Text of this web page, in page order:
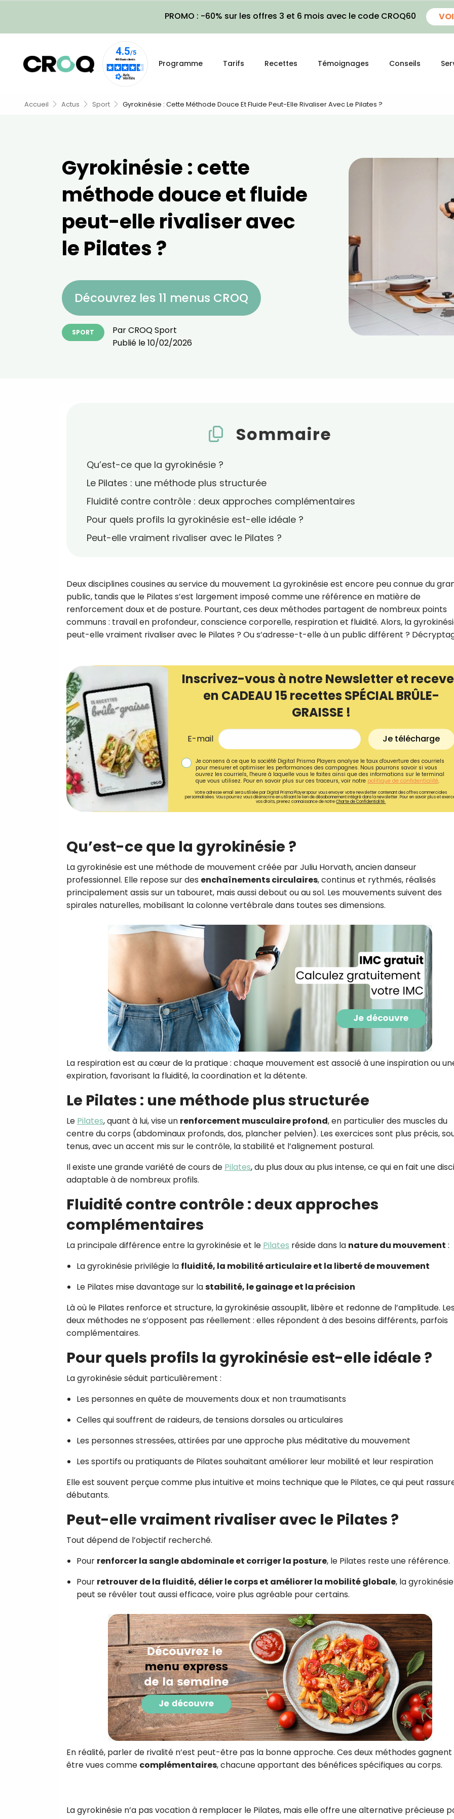
PROMO : -60% sur les offres 3 et 6 mois avec le code CROQ60
Programme Tarifs Recettes Témoignages Conseils
Accueil Actus Sport Gyrokinésie : Cette Méthode Douce Et Fluide Peut-Elle Rivaliser Avec Le Pilates ?
Gyrokinésie : cette
méthode douce et fluide
peut-elle rivaliser avec
le Pilates ?
Découvrez les 11 menus CROQ
SPORT ParCROQ Sport
Publié le10/02/2026
Sommaire
Qu’est-ce que la gyrokinésie ?
Le Pilates : une méthode plus structurée
Fluidité contre contrôle : deux approches complémentaires
Pour quels profils la gyrokinésie est-elle idéale ?
Peut-elle vraiment rivaliser avec le Pilates ?
Deux disciplines cousines au service du mouvement La gyrokinésie est encore peu connue du
public, tandis que le Pilates s’est largement imposé comme une référence en matière de
renforcement doux et de posture. Pourtant, ces deux méthodes partagent de nombreux points
communs : travail en profondeur, conscience corporelle, respiration et fluidité. Alors, la
peut-elle vraiment rivaliser avec le Pilates ? Ou s’adresse-t-elle à un public différent ?
Inscrivez-vous à notre Newsletter et
en CADEAU 15 recettes SPÉCIAL BRÛLE-
GRAISSE !
E-mail Je télécharge
Je consens à ce que la société Digital Prisma Players analyse le taux d'ouverture des courriels
pour mesurer et optimiser les performances des campagnes. Nous pourrons savoir si vous
ouvrez les courriels, l'heure à laquelle vous le faites ainsi que des informations sur le terminal
que vous utilisez. Pour en savoir plus sur ces traceurs, voir notre politique de confidentialité.
Votre adresse email sera utilisée par Digital Prisma Playerspour vous envoyer votre newsletter contenant des offres commerciales
personnalisées. Vous pourrez vous désinscrire en utilisant le lien de désabonnement intégré dans la newsletter. Pour en savoir plus et
vos droits, prenez connaissance de notreCharte de Confidentialité.
Qu’est-ce que la gyrokinésie ?
La gyrokinésie est une méthode de mouvement créée par Juliu Horvath, ancien danseur
professionnel. Elle repose sur des enchaînements circulaires, continus et rythmés, réalisés
principalement assis sur un tabouret, mais aussi debout ou au sol. Les mouvements suivent des
spirales naturelles, mobilisant la colonne vertébrale dans toutes ses dimensions.
La respiration est au cœur de la pratique : chaque mouvement est associé à une inspiration ou
expiration, favorisant la fluidité, la coordination et la détente.
Le Pilates : une méthode plus structurée
Le Pilates, quant à lui, vise un renforcement musculaire profond, en particulier des muscles du
centre du corps (abdominaux profonds, dos, plancher pelvien). Les exercices sont plus précis,
tenus, avec un accent mis sur le contrôle, la stabilité et l’alignement postural.
Il existe une grande variété de cours de Pilates, du plus doux au plus intense, ce qui en fait une
adaptable à de nombreux profils.
Fluidité contre contrôle : deux approches
complémentaires
La principale différence entre la gyrokinésie et le Pilates réside dans la nature du mouvement :
La gyrokinésie privilégie la fluidité, la mobilité articulaire et la liberté de mouvement
Le Pilates mise davantage sur lastabilité, le gainage et la précision
Là où le Pilates renforce et structure, la gyrokinésie assouplit, libère et redonne de l’amplitude. Les
deux méthodes ne s’opposent pas réellement : elles répondent à des besoins différents, parfois
complémentaires.
Pour quels profils la gyrokinésie est-elle idéale ?
La gyrokinésie séduit particulièrement :
Les personnes en quête de mouvements doux et non traumatisants
Celles qui souffrent de raideurs, de tensions dorsales ou articulaires
Les personnes stressées, attirées par une approche plus méditative du mouvement
Les sportifs ou pratiquants de Pilates souhaitant améliorer leur mobilité et leur respiration
Elle est souvent perçue comme plus intuitive et moins technique que le Pilates, ce qui peut
débutants.
Peut-elle vraiment rivaliser avec le Pilates ?
Tout dépend de l’objectif recherché.
Pour renforcer la sangle abdominale et corriger la posture, le Pilates reste une référence.
Pour retrouver de la fluidité, délier le corps et améliorer la mobilité globale, la gyrokinésie
peut se révéler tout aussi efficace, voire plus agréable pour certains.
En réalité, parler de rivalité n’est peut-être pas la bonne approche. Ces deux méthodes gagnent
être vues comme complémentaires, chacune apportant des bénéfices spécifiques au corps.
La gyrokinésie n’a pas vocation à remplacer le Pilates, mais elle offre une alternative précieuse
recettes inédites de
!
Ainsi que la newsletter
Je consens à ce que la société
Prisma Players analyse le taux
des courriels pour mesurer et
performances des campagnes.
pourrons savoir si vous ouvrez les
l'heure à laquelle vous le faites ainsi
des informations sur le terminal que
utilisez. Pour en savoir plus sur ces
voir notre
politique de confidentialité
Je reçois mon cadeau !
envoyer votre newsletter contenant des offres
personnalisées. Vous pourrez vous désinscrire en
désabonnement intégré dans la newsletter. Pour en